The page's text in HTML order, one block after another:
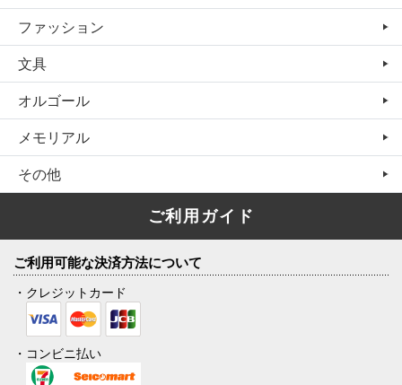
ファッション
文具
オルゴール
メモリアル
その他
ご利用ガイド
ご利用可能な決済方法について
・クレジットカード
・コンビニ払い